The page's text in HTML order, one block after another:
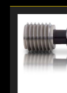
Salta la